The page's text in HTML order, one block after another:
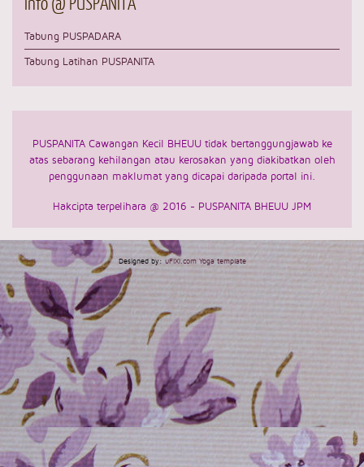
Tabung PUSPADARA
Tabung Latihan PUSPANITA
PUSPANITA Cawangan Kecil BHEUU tidak bertanggungjawab ke
atas sebarang kehilangan atau kerosakan yang diakibatkan oleh
penggunaan maklumat yang dicapai daripada portal ini.
Hakcipta terpelihara @ 2016 - PUSPANITA BHEUU JPM
Designed by: uFIXI.com Yoga template